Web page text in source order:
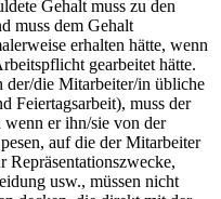
Gehalt muss zu den
muss dem Gehalt
erhalten hätte, wenn
gearbeitet hätte.
der/die Mitarbeiter/in übliche
Feiertagsarbeit), muss der
wenn er ihn/sie von der
auf die der Mitarbeiter
Repräsentationszwecke,
usw., müssen nicht